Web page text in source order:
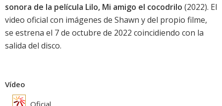
sonora de la película Lilo, Mi amigo el cocodrilo (2022). El
video oficial con imágenes de Shawn y del propio filme,
se estrena el 7 de octubre de 2022 coincidiendo con la
salida del disco.
Vídeo